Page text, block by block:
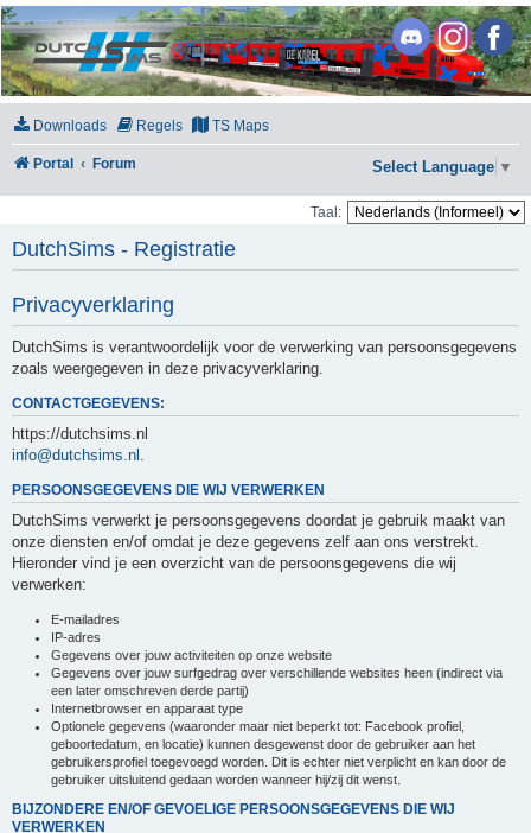
DutchSims
Downloads Regels TS Maps
Portal Forum Select Language ▼
Taal:
DutchSims - Registratie
Privacyverklaring
DutchSims is verantwoordelijk voor de verwerking van persoonsgegevens
zoals weergegeven in deze privacyverklaring.
CONTACTGEGEVENS:
https://dutchsims.nl
info@dutchsims.nl
PERSOONSGEGEVENS DIE WIJ VERWERKEN
DutchSims verwerkt je persoonsgegevens doordat je gebruik maakt van
onze diensten en/of omdat je deze gegevens zelf aan ons verstrekt.
Hieronder vind je een overzicht van de persoonsgegevens die wij
verwerken:
E-mailadres
IP-adres
Gegevens over jouw activiteiten op onze website
Gegevens over jouw surfgedrag over verschillende websites heen (indirect via
een later omschreven derde partij)
Internetbrowser en apparaat type
Optionele gegevens (waaronder maar niet beperkt tot: Facebook profiel,
geboortedatum, en locatie) kunnen desgewenst door de gebruiker aan het
gebruikersprofiel toegevoegd worden. Dit is echter niet verplicht en kan door de
gebruiker uitsluitend gedaan worden wanneer hij/zij dit wenst.
BIJZONDERE EN/OF GEVOELIGE PERSOONSGEGEVENS DIE WIJ
VERWERKEN